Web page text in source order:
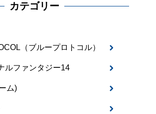
カテゴリー
（ブループロトコル）
ルファンタジー14
ム)